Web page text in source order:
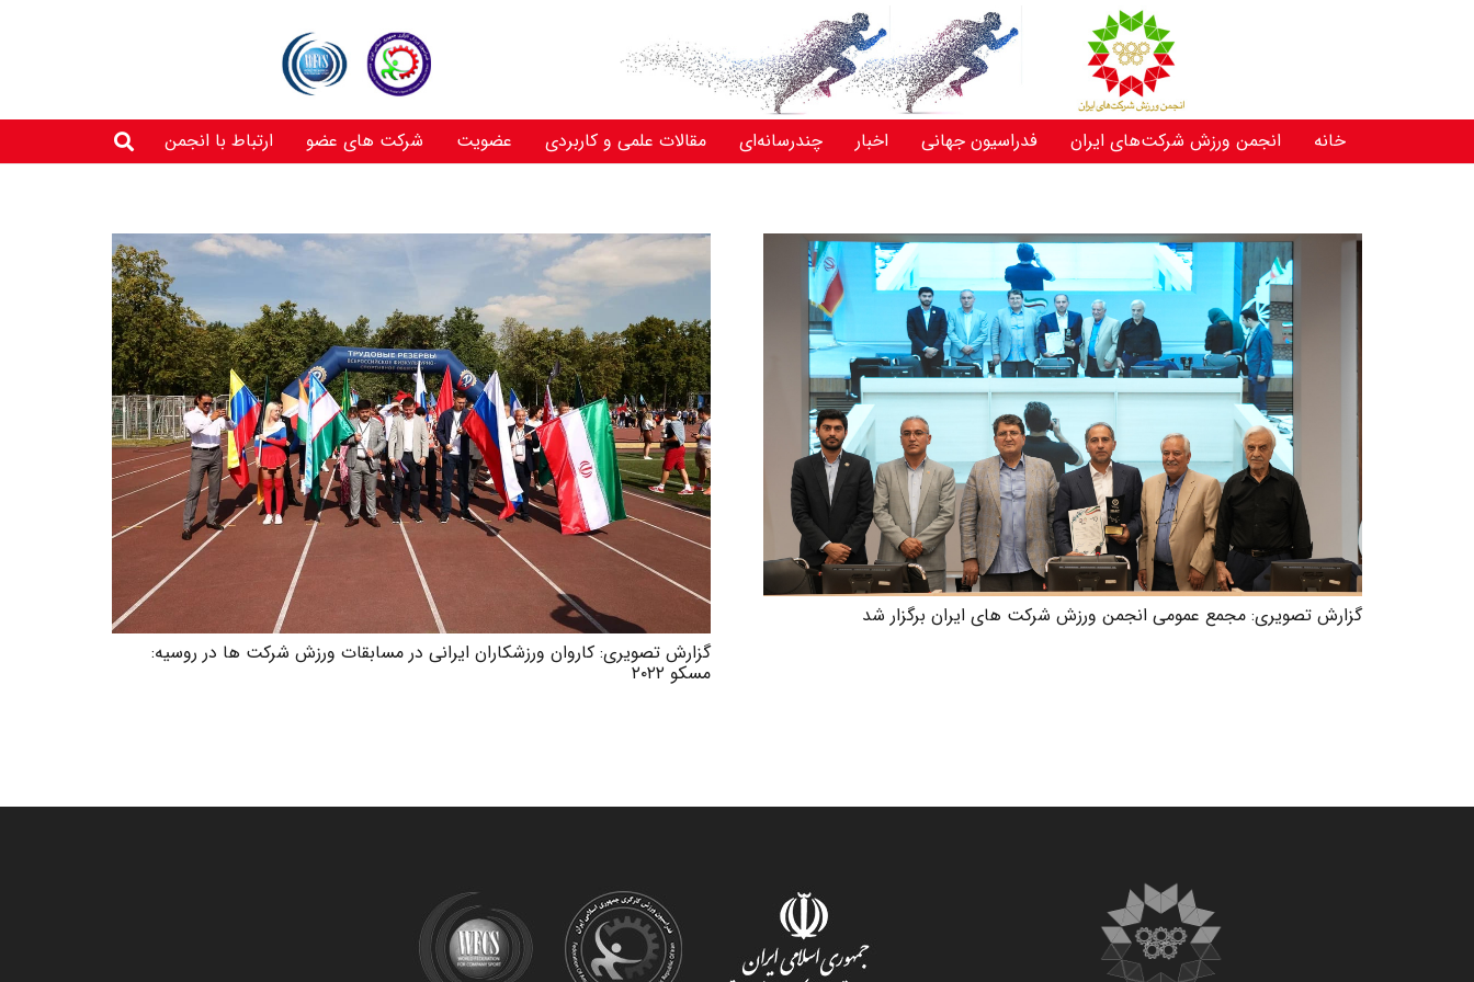
خانه انجمن ورزش شرکت‌های ایران فدراسیون جهانی اخبار چندرسانه‌ای مقالات علمی و کاربردی عضویت شرکت های عضو ارتباط با انجمن
گزارش تصویری: مجمع عمومی انجمن ورزش شرکت های ایران برگزار شد
گزارش تصویری: کاروان ورزشکاران ایرانی در مسابقات ورزش شرکت ها در روسیه:
مسکو ۲۰۲۲